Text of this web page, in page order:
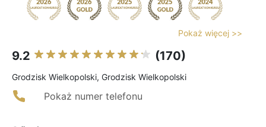
Pokaż więcej >>
9.2 (170)
Grodzisk Wielkopolski, Grodzisk Wielkopolski
Pokaż numer telefonu